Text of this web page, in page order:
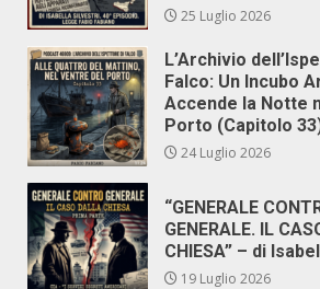
25 Luglio 2026
L’Archivio
Falco: Un Incubo
Accende la Notte
Porto (Capitolo
24 Luglio 2026
“GENERALE
GENERALE. IL
CHIESA” – di
19 Luglio 2026